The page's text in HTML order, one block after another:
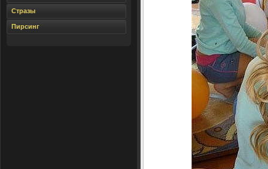
Стразы
Пирсинг